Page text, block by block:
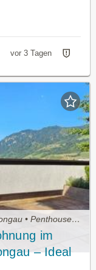
vor 3 Tagen
Hauptstraße 37, 5600 Sankt Johann im Pongau • Penthouse kaufen
im
– Ideal